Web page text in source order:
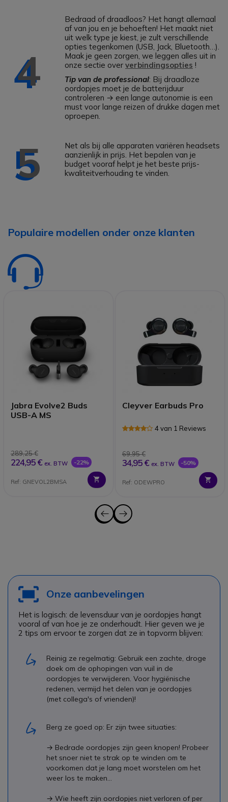
4
Bedraad of draadloos? Het hangt allemaal
af van jou en je behoeften! Het maakt niet
uit welk type je kiest, je zult verschillende
opties tegenkomen (USB, Jack, Bluetooth…).
Maak je geen zorgen, we leggen alles uit in
onze sectie over verbindingsopties !
Tip van de professional: Bij draadloze
oordopjes moet je de batterijduur
controleren → een lange autonomie is een
must voor lange reizen of drukke dagen met
oproepen.
5
Net als bij alle apparaten variëren headsets
aanzienlijk in prijs. Het bepalen van je
budget vooraf helpt je het beste prijs-
kwaliteitverhouding te vinden.
Populaire modellen onder onze klanten
Jabra Evolve2 Buds
USB-A MS
289,25 €
224,95 € ex. BTW -22%
Ref: GNEVOL2BMSA
Cleyver Earbuds Pro
4 van 1 Reviews
69,95 €
34,95 € ex. BTW -50%
Ref: ODEWPRO
Onze aanbevelingen
Het is logisch: de levensduur van je oordopjes hangt
vooral af van hoe je ze onderhoudt. Hier geven we je
2 tips om ervoor te zorgen dat ze in topvorm blijven:
Reinig ze regelmatig: Gebruik een zachte, droge
doek om de ophopingen van vuil in de
oordopjes te verwijderen. Voor hygiënische
redenen, vermijd het delen van je oordopjes
(met collega's of vrienden)!
Berg ze goed op: Er zijn twee situaties:
→ Bedrade oordopjes zijn geen knopen! Probeer
het snoer niet te strak op te winden om te
voorkomen dat je lang moet worstelen om het
weer los te maken...
→ Wie heeft zijn oordopjes niet verloren of per